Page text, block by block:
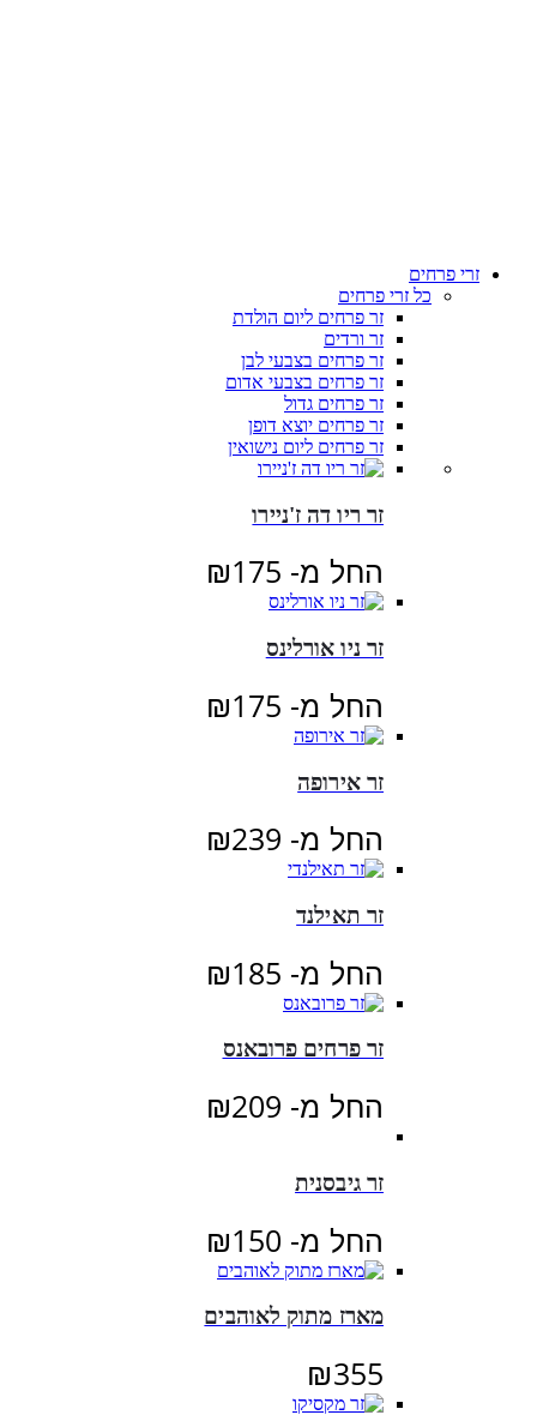
זרי פרחים
כל זרי פרחים
זר פרחים ליום הולדת
זר ורדים
זר פרחים בצבעי לבן
זר פרחים בצבעי אדום
זר פרחים גדול
זר פרחים יוצא דופן
זר פרחים ליום נישואין
זר ריו דה ז'ניירו
החל מ- ₪175
זר ניו אורלינס
החל מ- ₪175
זר אירופה
החל מ- ₪239
זר תאילנד
החל מ- ₪185
זר פרחים פרובאנס
החל מ- ₪209
זר גיבסנית
החל מ- ₪150
מארז מתוק לאוהבים
₪355